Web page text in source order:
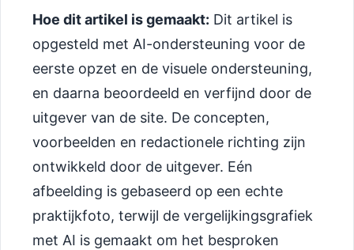
Hoe dit artikel is gemaakt: Dit artikel is
opgesteld met AI-ondersteuning voor de
eerste opzet en de visuele ondersteuning,
en daarna beoordeeld en verfijnd door de
uitgever van de site. De concepten,
voorbeelden en redactionele richting zijn
ontwikkeld door de uitgever. Eén
afbeelding is gebaseerd op een echte
praktijkfoto, terwijl de vergelijkingsgrafiek
met AI is gemaakt om het besproken